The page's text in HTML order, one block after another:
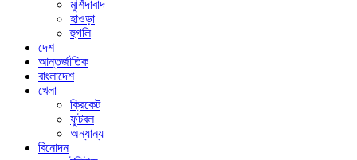
মুর্শিদাবাদ
হাওড়া
হুগলি
দেশ
আন্তর্জাতিক
বাংলাদেশ
খেলা
ক্রিকেট
ফুটবল
অন্যান্য
বিনোদন